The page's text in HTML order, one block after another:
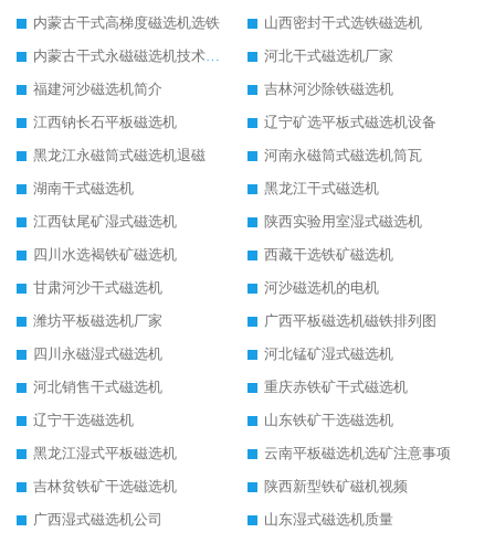
内蒙古干式高梯度磁选机选铁
山西密封干式选铁磁选机
内蒙古干式永磁磁选机技术要求
河北干式磁选机厂家
福建河沙磁选机简介
吉林河沙除铁磁选机
江西钠长石平板磁选机
辽宁矿选平板式磁选机设备
黑龙江永磁筒式磁选机退磁
河南永磁筒式磁选机筒瓦
湖南干式磁选机
黑龙江干式磁选机
江西钛尾矿湿式磁选机
陕西实验用室湿式磁选机
四川水选褐铁矿磁选机
西藏干选铁矿磁选机
甘肃河沙干式磁选机
河沙磁选机的电机
潍坊平板磁选机厂家
广西平板磁选机磁铁排列图
四川永磁湿式磁选机
河北锰矿湿式磁选机
河北销售干式磁选机
重庆赤铁矿干式磁选机
辽宁干选磁选机
山东铁矿干选磁选机
黑龙江湿式平板磁选机
云南平板磁选机选矿注意事项
吉林贫铁矿干选磁选机
陕西新型铁矿磁机视频
广西湿式磁选机公司
山东湿式磁选机质量